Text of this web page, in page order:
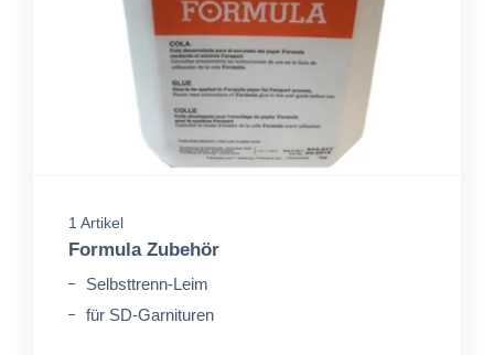
1 Artikel
Formula Zubehör
Selbsttrenn-Leim
für SD-Garnituren